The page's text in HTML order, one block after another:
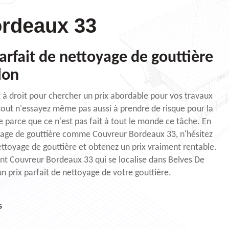
33
de nettoyage de gouttière
à droit pour chercher un prix abordable pour vos travaux
n'essayez même pas aussi à prendre de risque pour la
que ce n'est pas fait à tout le monde ce tâche. En
de gouttière comme Couvreur Bordeaux 33, n'hésitez
de gouttière et obtenez un prix vraiment rentable.
Couvreur Bordeaux 33 qui se localise dans Belves De
prix parfait de nettoyage de votre gouttière.